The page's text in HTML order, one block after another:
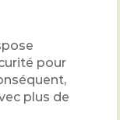
pour
plus de